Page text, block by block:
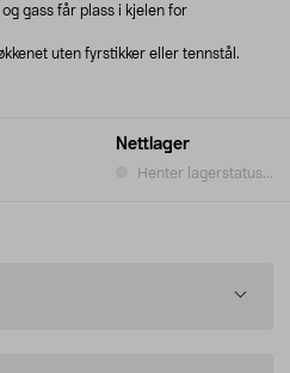
Nettlager
Henter lagerstatus...
gass får plass i kjelen for
uten fyrstikker eller tennstål.